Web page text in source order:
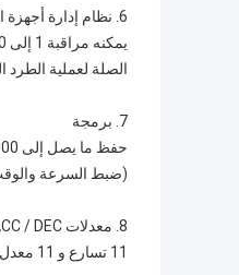
6. نظام إدارة أجهزة الطرد المركزي (اختياري)
الصلة لعملية
7. برمجة
(ضبط السرعة والوقت
8. معدلات ACC / DEC
11 تسارع و 11 معدل تباطؤ ، لمنع المستحلب الثاني أو التعكر ، لتحقيق أفضل نتيجة للطرد المركزي.